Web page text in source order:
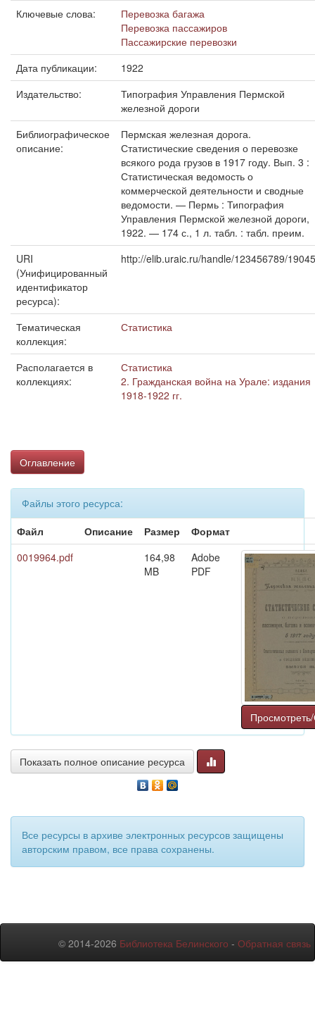
Ключевые слова:
Перевозка багажа
Перевозка пассажиров
Пассажирские перевозки
Дата публикации:
1922
Издательство:
Типография Управления Пермской
железной дороги
Библиографическое
описание:
Пермская железная дорога.
Статистические сведения о перевозке
всякого рода грузов в 1917 году. Вып. 3 :
Статистическая ведомость о
коммерческой деятельности и сводные
ведомости. — Пермь : Типография
Управления Пермской железной дороги,
1922. — 174 с., 1 л. табл. : табл. преим.
URI
(Унифицированный
идентификатор
ресурса):
http://elib.uraic.ru/handle/123456789/19045
Тематическая
коллекция:
Статистика
Располагается в
коллекциях:
Статистика
2. Гражданская война на Урале: издания
1918-1922 гг.
Оглавление
Файлы этого ресурса:
Файл
Описание Размер
Формат
0019964.pdf
164,98
MB
Adobe
PDF
Показать полное описание ресурса
Все ресурсы в архиве электронных ресурсов защищены
авторским правом, все права сохранены.
© 2014-2026 Библиотека Белинского - Обратная связь